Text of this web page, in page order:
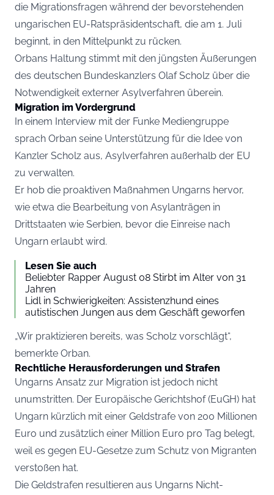
die Migrationsfragen während der bevorstehenden
ungarischen EU-Ratspräsidentschaft, die am 1. Juli
beginnt, in den Mittelpunkt zu rücken.
Orbans Haltung stimmt mit den jüngsten Äußerungen
des deutschen Bundeskanzlers Olaf Scholz über die
Notwendigkeit externer Asylverfahren überein.
Migration im Vordergrund
In einem Interview mit der Funke Mediengruppe
sprach Orban seine Unterstützung für die Idee von
Kanzler Scholz aus, Asylverfahren außerhalb der EU
zu verwalten.
Er hob die proaktiven Maßnahmen Ungarns hervor,
wie etwa die Bearbeitung von Asylanträgen in
Drittstaaten wie Serbien, bevor die Einreise nach
Ungarn erlaubt wird.
Lesen Sie auch
Beliebter Rapper August 08 Stirbt im Alter von 31
Jahren
Lidl in Schwierigkeiten: Assistenzhund eines
autistischen Jungen aus dem Geschäft geworfen
„Wir praktizieren bereits, was Scholz vorschlägt“,
bemerkte Orban.
Rechtliche Herausforderungen und Strafen
Ungarns Ansatz zur Migration ist jedoch nicht
unumstritten. Der Europäische Gerichtshof (EuGH) hat
Ungarn kürzlich mit einer Geldstrafe von 200 Millionen
Euro und zusätzlich einer Million Euro pro Tag belegt,
weil es gegen EU-Gesetze zum Schutz von Migranten
verstoßen hat.
Die Geldstrafen resultieren aus Ungarns Nicht-